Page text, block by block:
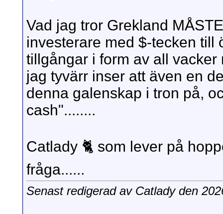
Vad jag tror Grekland
investerare med $-tecken till
tillgångar i form av all
jag tyvärr inser att även en
denna galenskap i tron på,
cash"........
Catlady 🐈 som lever på
fråga......
Senast redigerad av Catlady den